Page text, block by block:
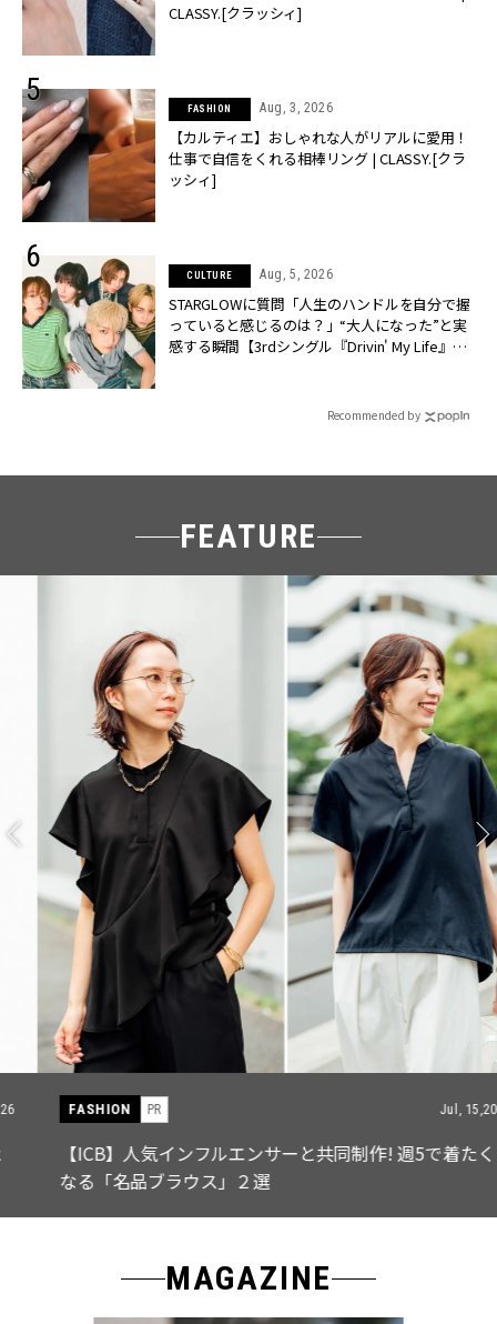
CLASSY.[クラッシィ]
FASHION Aug, 3, 2026
【カルティエ】おしゃれな人がリアルに愛用！
仕事で自信をくれる相棒リング | CLASSY.[クラ
ッシィ]
CULTURE Aug, 5, 2026
STARGLOWに質問「人生のハンドルを自分で握
っていると感じるのは？」“大️人になった”と実
感する瞬間【3rdシングル『Drivin' My Life』発
Recommended by
FEATURE
FASHION PR Jul, 15,2026
【ICB】人気インフルエンサーと共同制作! 週5で着たく
なる「名品ブラウス」２選
MAGAZINE